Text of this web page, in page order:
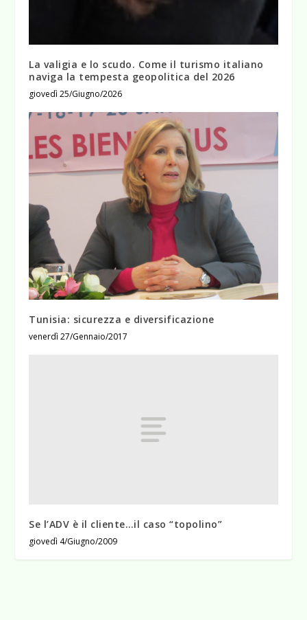
La valigia e lo scudo. Come il turismo italiano
naviga la tempesta geopolitica del 2026
giovedì 25/Giugno/2026
Tunisia: sicurezza e diversificazione
venerdì 27/Gennaio/2017
Se l’ADV è il cliente…il caso “topolino”
giovedì 4/Giugno/2009